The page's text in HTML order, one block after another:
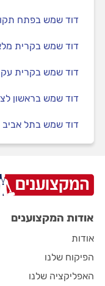
דוד שמש בפתח
דוד שמש בקרית
דוד שמש בקרית
דוד שמש בראשון
דוד שמש בתל אביב
אודות המקצוענים
אודות
הפיקוח שלנו
האפליקציה שלנו